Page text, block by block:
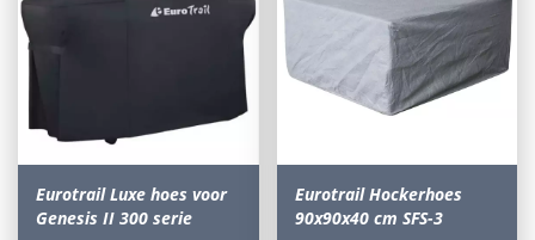
Eurotrail Luxe hoes voor
Genesis II 300 serie
Eurotrail Hockerhoes
90x90x40 cm SFS-3